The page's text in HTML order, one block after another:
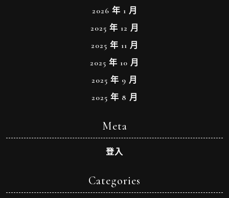
2026 年 1 月
2025 年 12 月
2025 年 11 月
2025 年 10 月
2025 年 9 月
2025 年 8 月
Meta
登入
Categories